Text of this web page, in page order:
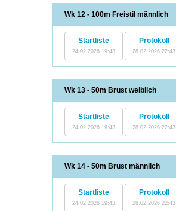
Wk 12 - 100m Freistil männlich
Startliste
24.02.2026 19:43
Protokoll
28.02.2026 22:43
Wk 13 - 50m Brust weiblich
Startliste
24.02.2026 19:43
Protokoll
28.02.2026 22:43
Wk 14 - 50m Brust männlich
Startliste
24.02.2026 19:43
Protokoll
28.02.2026 22:43